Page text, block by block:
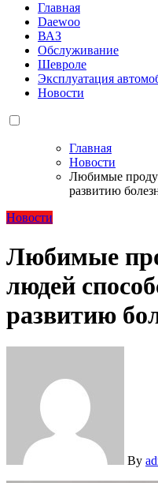
Главная
Daewoo
ВАЗ
Обслуживание
Шевроле
Эксплуатация
Новости
Главная
Новости
Любимые
развитию
Новости
Любимые
людей
развитию
By